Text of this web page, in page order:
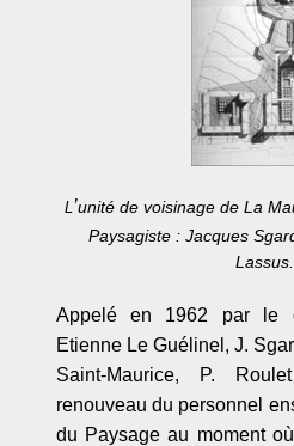
L’unité de voisinage de La
Paysagiste : Jacques
Lassus.
Appelé en 1962 par le
Etienne Le Guélinel, J.
Saint-Maurice, P.
renouveau du personnel
du Paysage au moment où